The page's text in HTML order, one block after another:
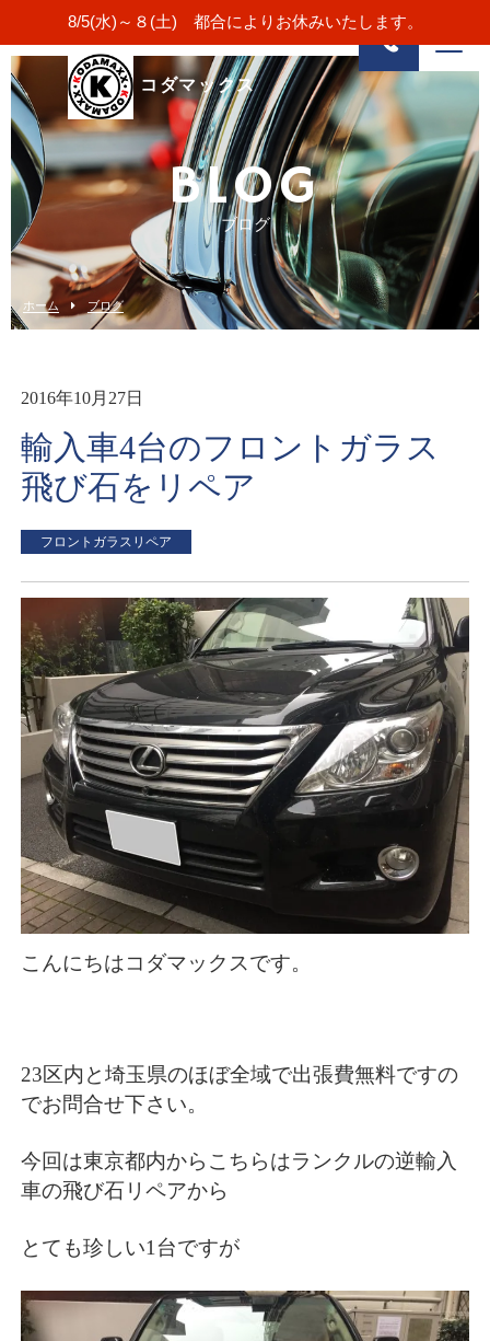
8/5(水)～８(土) 都合によりお休みいたします。
コダマックス
BLOG
ブログ
ホーム ブログ
2016年10月27日
輸入車4台のフロントガラス
飛び石をリペア
フロントガラスリペア
こんにちはコダマックスです。
23区内と埼玉県のほぼ全域で出張費無料ですの
でお問合せ下さい。
今回は東京都内からこちらはランクルの逆輸入
車の飛び石リペアから
とても珍しい1台ですが